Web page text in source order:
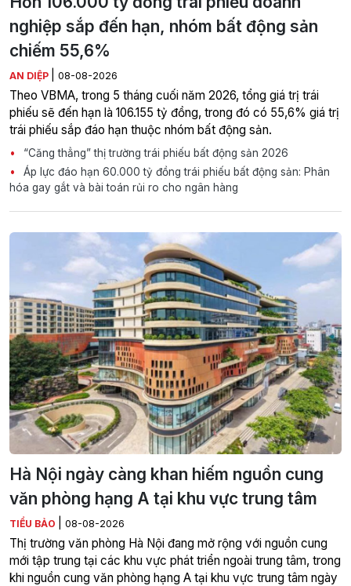
nghiệp sắp đến hạn, nhóm bất động sản
chiếm 55,6%
AN DIỆP 08-08-2026
Theo VBMA, trong 5 tháng cuối năm 2026, tổng giá trị trái
phiếu sẽ đến hạn là 106.155 tỷ đồng, trong đó có 55,6% giá trị
trái phiếu sắp đáo hạn thuộc nhóm bất động sản.
“Căng thẳng” thị trường trái phiếu bất động sản 2026
Áp lực đáo hạn 60.000 tỷ đồng trái phiếu bất động sản: Phân
hóa gay gắt và bài toán rủi ro cho ngân hàng
Hà Nội ngày càng khan hiếm nguồn cung
văn phòng hạng A tại khu vực trung tâm
TIỂU BẢO 08-08-2026
Thị trường văn phòng Hà Nội đang mở rộng với nguồn cung
mới tập trung tại các khu vực phát triển ngoài trung tâm, trong
khi nguồn cung văn phòng hạng A tại khu vực trung tâm ngày